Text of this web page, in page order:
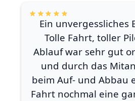
Ein unvergessliches
Tolle Fahrt, toller
Ablauf war sehr gut
und durch das
beim Auf- und Abbau
Fahrt nochmal eine